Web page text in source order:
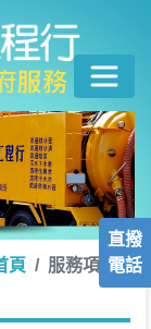
直撥
電話
頁 服務項目